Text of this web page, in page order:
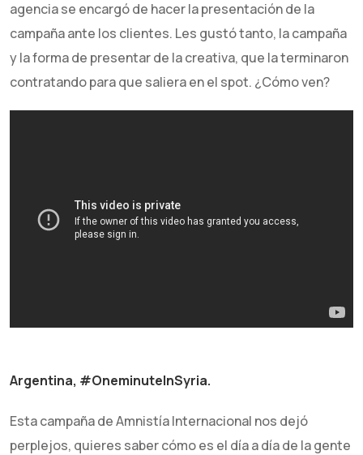
agencia se encargó de hacer la presentación de la
campaña ante los clientes. Les gustó tanto, la campaña
y la forma de presentar de la creativa, que la terminaron
contratando para que saliera en el spot. ¿Cómo ven?
Argentina, #OneminuteInSyria.
Esta campaña de Amnistía Internacional nos dejó
perplejos, quieres saber cómo es el día a día de la gente